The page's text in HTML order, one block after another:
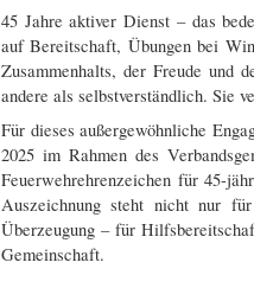
45 Jahre aktiver Dienst – das
auf Bereitschaft, Übungen bei
Zusammenhalts, der Freude und
andere als selbstverständlich. Sie
Für dieses außergewöhnliche
2025 im Rahmen des
Feuerwehrehrenzeichen für 45-
Auszeichnung steht nicht nur
Überzeugung – für
Gemeinschaft.